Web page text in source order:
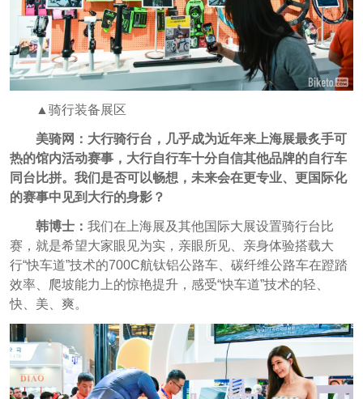
▲骑行装备展区
美骑网：大行骑行台，几乎成为近年来上海展最炙手可
热的馆内活动赛事，大行自行车十分自信其他品牌的自行车
同台比拼。我们是否可以畅想，未来会在更专业、更国际化
的赛事中见到大行的身影？
韩博士： 我们在上海展及其他国际大展设置骑行台比
赛，就是希望大家眼见为实，亲眼所见、亲身体验搭载大
行“快车道”技术的700C航钛铝公路车、碳纤维公路车在蹬踏
效率、爬坡能力上的惊艳提升，感受“快车道”技术的轻、
快、美、爽。